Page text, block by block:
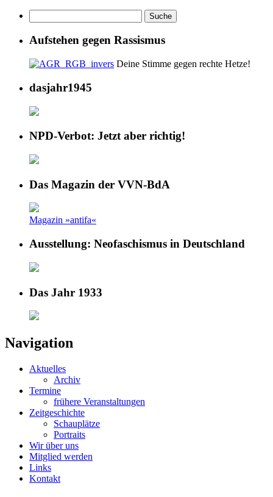
Aufstehen gegen Rassismus
Deine Stimme gegen rechte Hetze!
dasjahr1945
NPD-Verbot: Jetzt aber richtig!
Das Magazin der VVN-BdA
Magazin »antifa«
Ausstellung: Neofaschismus in Deutschland
Das Jahr 1933
Navigation
Aktuelles
Archiv
Termine
frühere Veranstaltungen
Zeitgeschichte
Schauplätze
Portraits
Wir über uns
Mitglied werden
Links
Kontakt